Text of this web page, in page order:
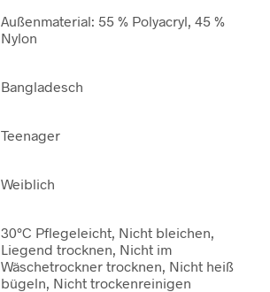
Außenmaterial: 55 % Polyacryl, 45 %
Nylon
Bangladesch
Teenager
Weiblich
30°C Pflegeleicht, Nicht bleichen,
Liegend trocknen, Nicht im
Wäschetrockner trocknen, Nicht heiß
bügeln, Nicht trockenreinigen